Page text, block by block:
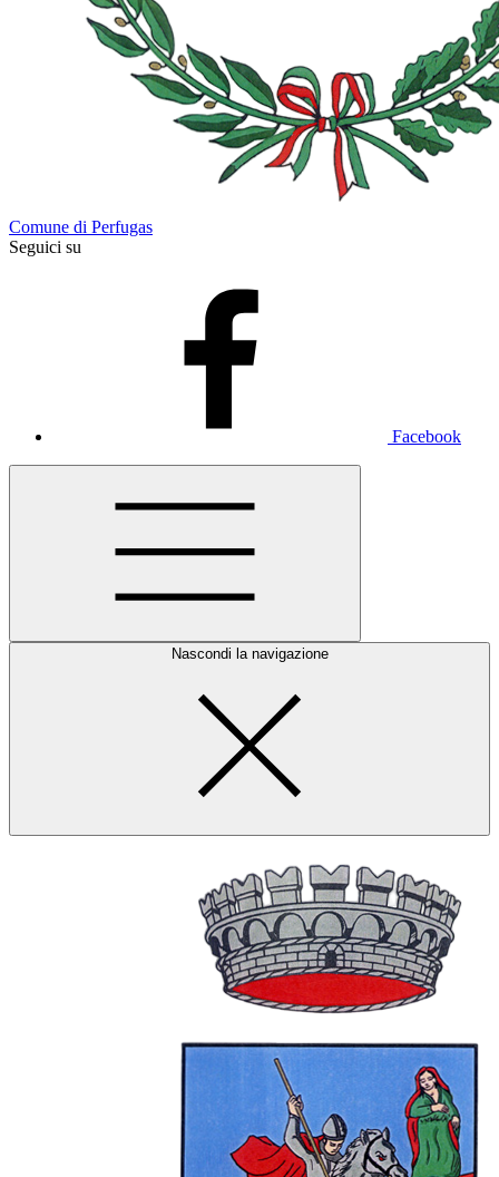
Comune di Perfugas
Seguici su
Facebook
Nascondi la navigazione